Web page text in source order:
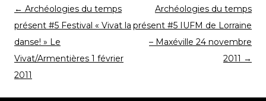
Navigation
des
articles
← Archéologies du temps
présent #5 Festival « Vivat la
danse! » Le
Vivat/Armentières 1 février
2011
Archéologies du temps
présent #5 IUFM de Lorraine
– Maxéville 24 novembre
2011 →